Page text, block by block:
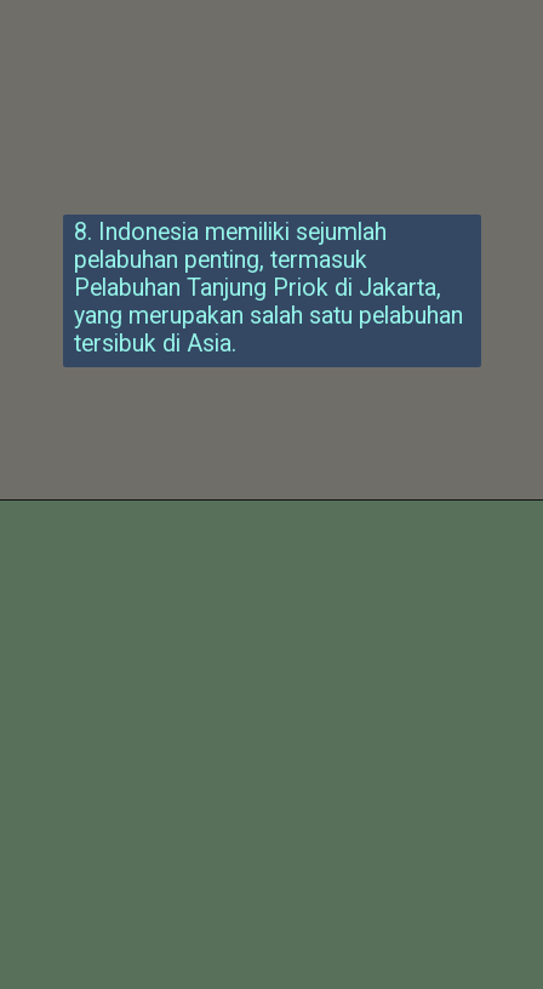
8. Indonesia memiliki sejumlah
pelabuhan penting, termasuk
Pelabuhan Tanjung Priok di Jakarta,
yang merupakan salah satu pelabuhan
tersibuk di Asia.